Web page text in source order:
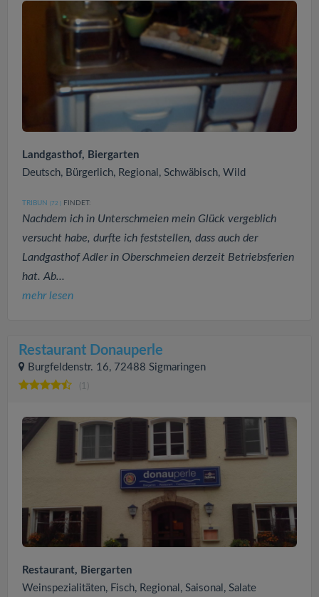
Landgasthof, Biergarten
Deutsch, Bürgerlich, Regional, Schwäbisch, Wild
TRIBUN (72 ) FINDET:
Nachdem ich in Unterschmeien mein Glück vergeblich
versucht habe, durfte ich feststellen, dass auch der
Landgasthof Adler in Oberschmeien derzeit Betriebsferien
hat. Ab...
mehr lesen
Restaurant Donauperle
Burgfeldenstr. 16, 72488 Sigmaringen
(1)
Restaurant, Biergarten
Weinspezialitäten, Fisch, Regional, Saisonal, Salate